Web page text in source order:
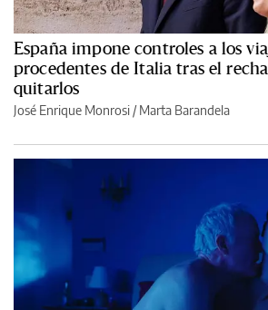
España impone controles a los
procedentes de Italia tras el
quitarlos
José Enrique Monrosi / Marta Barandela